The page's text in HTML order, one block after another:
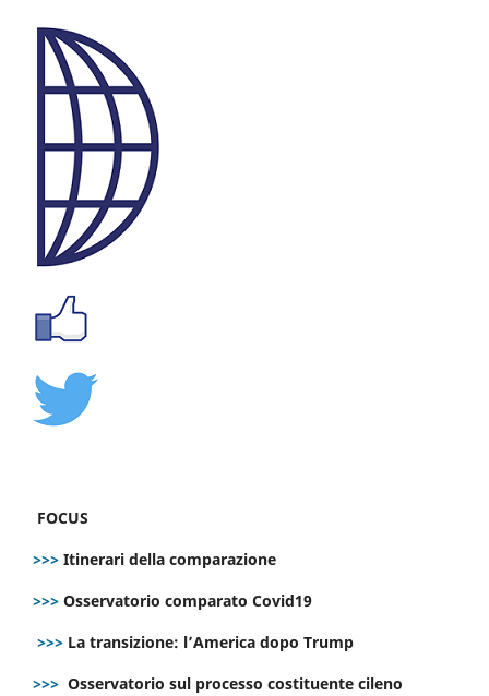
FOCUS
>>> Itinerari della comparazione
>>> Osservatorio comparato Covid19
>>> La transizione: l’America dopo Trump
>>> Osservatorio sul processo costituente cileno